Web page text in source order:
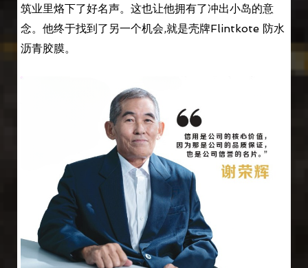
筑业里烙下了好名声。这也让他拥有了冲出小岛的意
念。他终于找到了另一个机会,就是壳牌Flintkote 防水
沥青胶膜。